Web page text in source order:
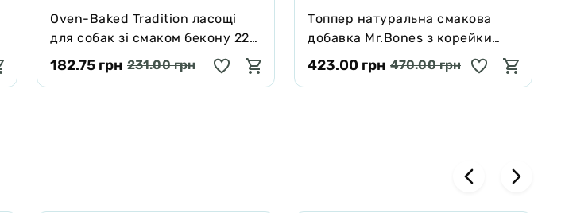
Oven-Baked Tradition ласощі
для собак зі смаком бекону 227
г
182.75 грн 231.00 грн
Tоппер натуральна смакова
добавка Mr.Bones з корейки
оленя для собак і котів 100 г
423.00 грн 470.00 грн